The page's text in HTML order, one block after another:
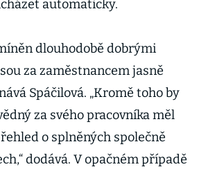
automaticky.
dlouhodobě dobrými
za zaměstnancem jasně
Spáčilová. „Kromě toho by
za svého pracovníka měl
o splněných společně
dodává. V opačném případě